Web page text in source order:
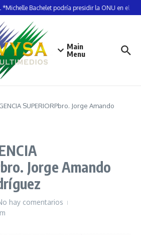
Bachelet podría presidir la ONU en el
Main
Menu
SUPERIORPbro. Jorge Amando
Jorge Amando
hay comentarios